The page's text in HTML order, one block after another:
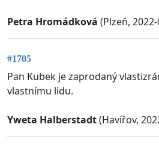
Petra Hromádková (Plzeň,
#1705
Pan Kubek je zaprodaný
vlastnímu lidu.
Yweta Halberstadt(Havířov,